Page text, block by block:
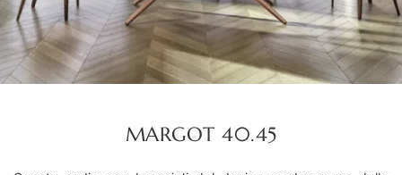
MARGOT 40.45